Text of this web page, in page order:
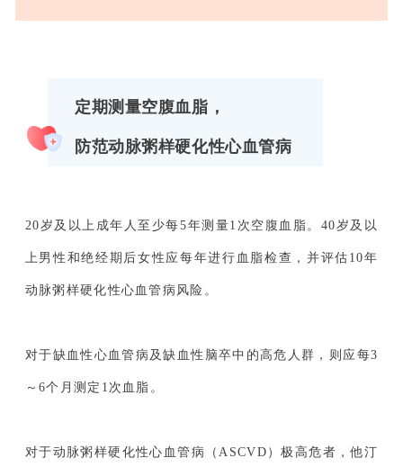
定期测量空腹血脂，
防范动脉粥样硬化性心血管病
20岁及以上成年人至少每5年测量1次空腹血脂。40岁及以
上男性和绝经期后女性应每年进行血脂检查，并评估10年
动脉粥样硬化性心血管病风险。
对于缺血性心血管病及缺血性脑卒中的高危人群，则应每3
～6个月测定1次血脂。
对于动脉粥样硬化性心血管病（ASCVD）极高危者，他汀